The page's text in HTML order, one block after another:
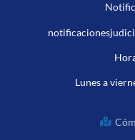
Lunes a